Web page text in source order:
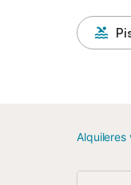
Alquileres